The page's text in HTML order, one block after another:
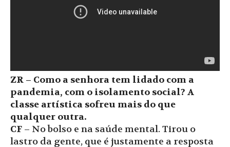
ZR – Como a senhora tem lidado com a
pandemia, com o isolamento social? A
classe artística sofreu mais do que
qualquer outra.
CF – No bolso e na saúde mental. Tirou o
lastro da gente, que é justamente a resposta